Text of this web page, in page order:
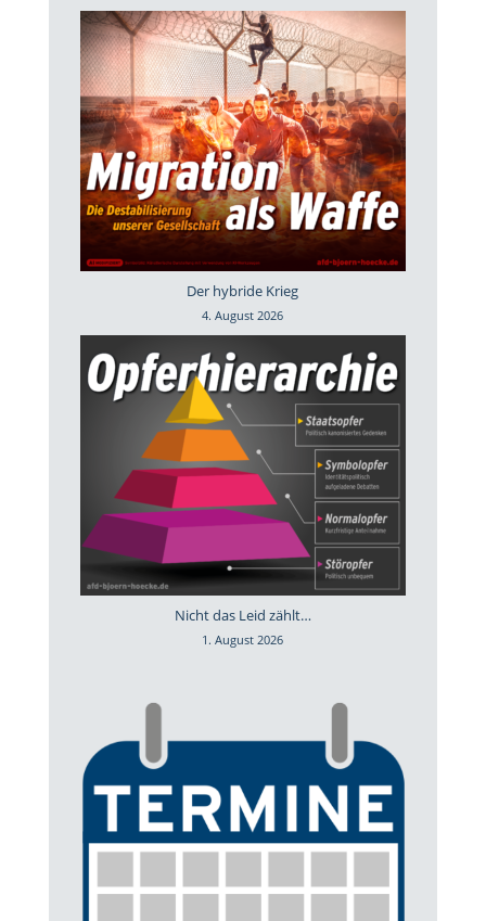
Der hybride Krieg
4. August 2026
Nicht das Leid zählt…
1. August 2026